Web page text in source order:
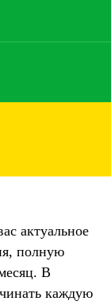
актуальное
полную
В
каждую